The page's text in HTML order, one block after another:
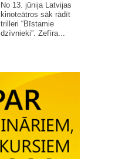
No 13. jūnija Latvijas
kinoteātros sāk rādīt
trilleri “Bīstamie
dzīvnieki”. Zefīra...